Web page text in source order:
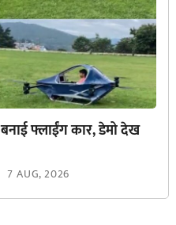
फ्लाईंग कार, डेमो देख
7 AUG, 2026